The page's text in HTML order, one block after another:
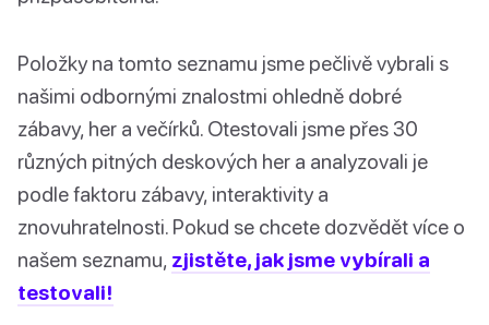
Položky na tomto seznamu jsme pečlivě vybrali s
našimi odbornými znalostmi ohledně dobré
zábavy, her a večírků. Otestovali jsme přes 30
různých pitných deskových her a analyzovali je
podle faktoru zábavy, interaktivity a
znovuhratelnosti. Pokud se chcete dozvědět více o
našem seznamu, zjistěte, jak jsme vybírali a
testovali!